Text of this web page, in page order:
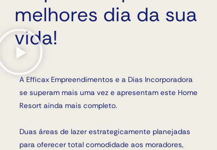
melhores dia da sua
vida!
A Efficax Empreendimentos e a Dias Incorporadora
se superam mais uma vez e apresentam este Home
Resort ainda mais completo.
Duas áreas de lazer estrategicamente planejadas
para oferecer total comodidade aos moradores,